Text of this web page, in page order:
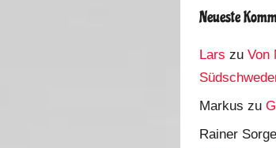
Neueste
Lars zuVon
Markus zu
Rainer